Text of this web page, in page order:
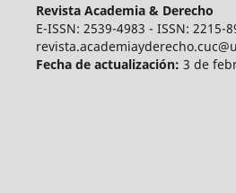
Revista Academia & Derecho
E-ISSN: 2539-4983 - ISSN: 2215-
Fecha de actualización: 3 de